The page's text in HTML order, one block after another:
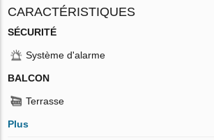
CARACTÉRISTIQUES
SÉCURITÉ
Système d'alarme
BALCON
Terrasse
Plus